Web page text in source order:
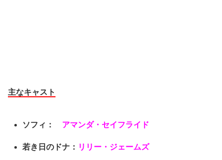
主なキャスト
ソフィ： アマンダ・セイフライド
若き日のドナ： リリー・ジェームズ